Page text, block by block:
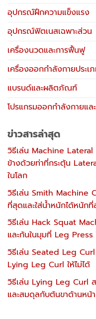
อุปกรณ์ฝึกความแข็งแรง
อุปกรณ์ฟิตเนสเฉพาะส่วน
เครื่องนวดและการฟื้นฟู
เครื่องออกกำลังกายประเ
แบรนด์และผลิตภัณฑ์
โปรแกรมออกกำลังกายแล
ข่าวสารล่าสุด
วิธีเล่น Machine Lateral
ข้างด้วยท่าที่กระตุ้น
ในโลก
วิธีเล่น Smith Machine
ที่สุดและใส่น้ำหนักได้หนัก
วิธีเล่น Hack Squat
และก้นในมุมที่ Leg Press
วิธีเล่น Seated Leg
Lying Leg Curl ให้ไม่ได้
วิธีเล่น Lying Leg Curl
และสมดุลกับต้นขาด้านหน้า